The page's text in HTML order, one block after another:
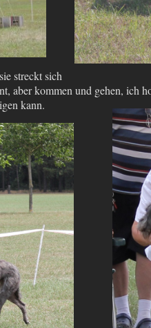
streckt sich
aber kommen und gehen, ich
zeigen kann.